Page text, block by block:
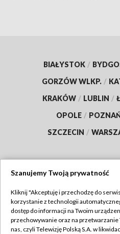
BIAŁYSTOK /
GORZÓW WLKP. /
KRAKÓW / LUBLIN /
OPOLE /
SZCZECIN /
Abonament TVP
Szanujemy Twoją prywatność
Kliknij "Akceptuję i przechodzę do
korzystanie z technologii
dostęp do informacji na Twoim
przechowywanie oraz na
nas, czyli Telewizję Polską S.A. w